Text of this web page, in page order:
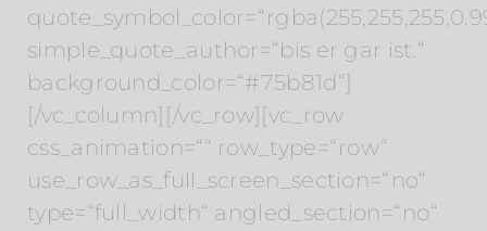
simple_quote_author=“bis er gar ist.“
background_color=“#75b81d“]
[/vc_column][/vc_row][vc_row
css_animation=““ row_type=“row“
use_row_as_full_screen_section=“no“
type=“full_width“ angled_section=“no“